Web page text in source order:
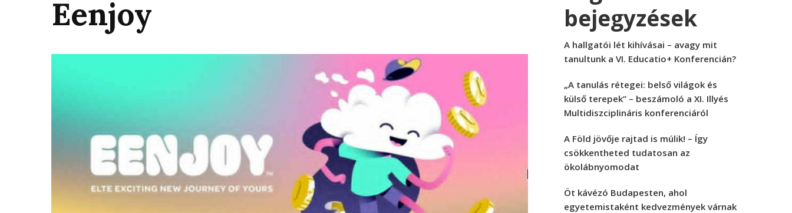
Eenjoy
bejegyzések
A hallgatói lét kihívásai – avagy mit
tanultunk a VI. Educatio+ Konferencián?
„A tanulás rétegei: belső világok és
külső terepek” – beszámoló a XI. Illyés
Multidiszciplináris konferenciáról
A Föld jövője rajtad is múlik! – Így
csökkentheted tudatosan az
ökolábnyomodat
Öt kávézó Budapesten, ahol
egyetemistaként kedvezmények várnak